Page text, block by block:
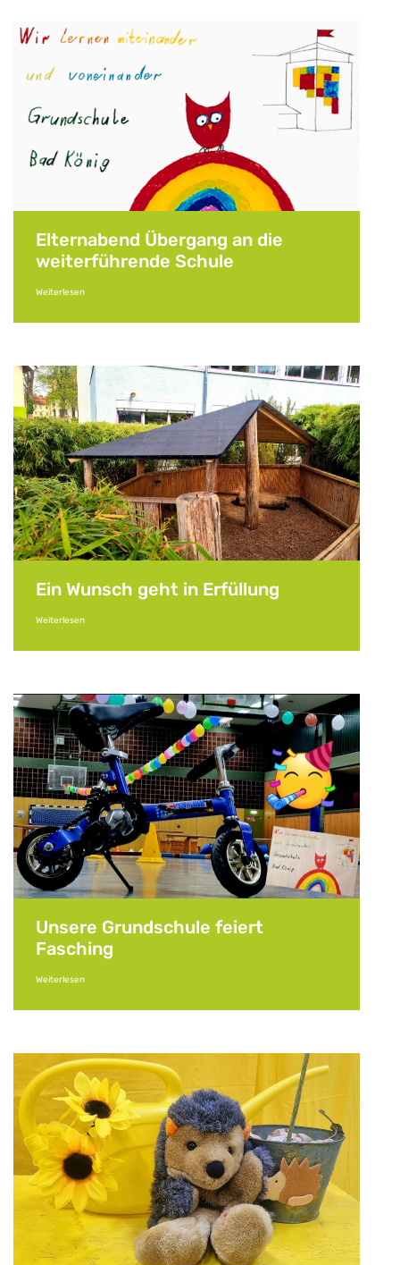
Elternabend Übergang an die
weiterführende Schule
Weiterlesen
Ein Wunsch geht in Erfüllung
Weiterlesen
Unsere Grundschule feiert
Fasching
Weiterlesen